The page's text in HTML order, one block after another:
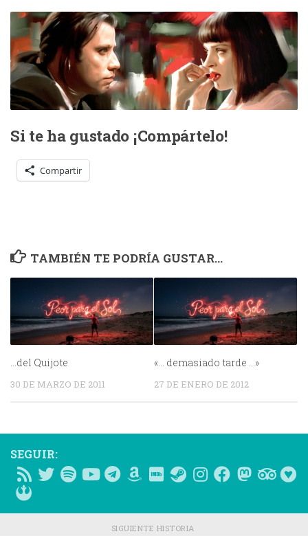
Si te ha gustado ¡Compártelo!
Compartir
TAMBIÉN TE PODRÍA GUSTAR...
…del Quijote
30 DE MARZO DE 2011
«… demasiado tarde …»
27 DE ENERO DE 2012
SEGUIR:
SIGUIENTE HISTORIA